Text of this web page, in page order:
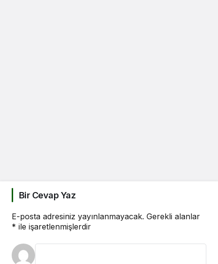
Bir Cevap Yaz
E-posta adresiniz yayınlanmayacak. Gerekli alanlar
* ile işaretlenmişlerdir